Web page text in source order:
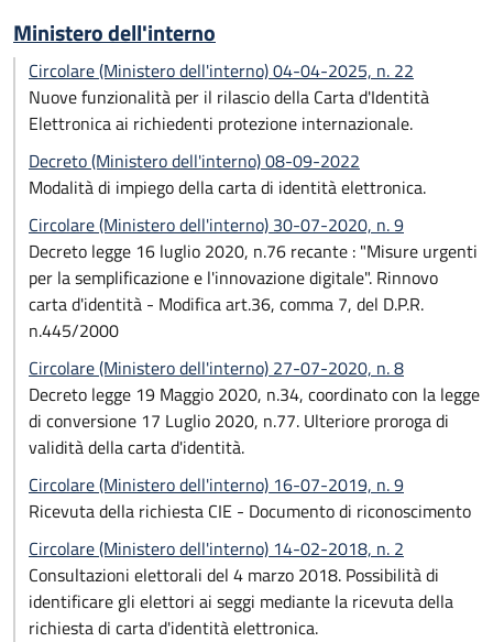
Ministero dell'interno
Circolare (Ministero dell'interno) 04-04-2025, n. 22
Nuove funzionalità per il rilascio della Carta d'Identità
Elettronica ai richiedenti protezione internazionale.
Decreto (Ministero dell'interno) 08-09-2022
Modalità di impiego della carta di identità elettronica.
Circolare (Ministero dell'interno) 30-07-2020, n. 9
Decreto legge 16 luglio 2020, n.76 recante : "Misure urgenti
per la semplificazione e l'innovazione digitale". Rinnovo
carta d'identità - Modifica art.36, comma 7, del D.P.R.
n.445/2000
Circolare (Ministero dell'interno) 27-07-2020, n. 8
Decreto legge 19 Maggio 2020, n.34, coordinato con la legge
di conversione 17 Luglio 2020, n.77. Ulteriore proroga di
validità della carta d'identità.
Circolare (Ministero dell'interno) 16-07-2019, n. 9
Ricevuta della richiesta CIE - Documento di riconoscimento
Circolare (Ministero dell'interno) 14-02-2018, n. 2
Consultazioni elettorali del 4 marzo 2018. Possibilità di
identificare gli elettori ai seggi mediante la ricevuta della
richiesta di carta d'identità elettronica.